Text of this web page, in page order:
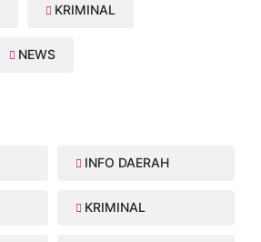
KRIMINAL
NEWS
INFO DAERAH
KRIMINAL